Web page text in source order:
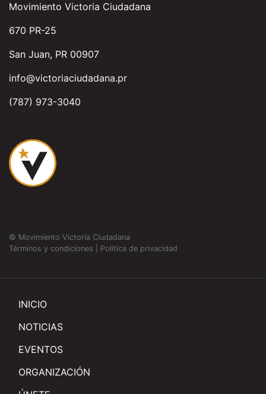
Movimiento Victoria Ciudadana
670 PR-25
San Juan, PR 00907
info@victoriaciudadana.pr
(787) 973-3040
© Movimiento Victoria Ciudadana
Términos y condiciones
Política de privacidad
INICIO
NOTICIAS
EVENTOS
ORGANIZACIÓN